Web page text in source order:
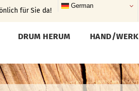
für Sie da!
German
DRUM HERUM HAND/WERK